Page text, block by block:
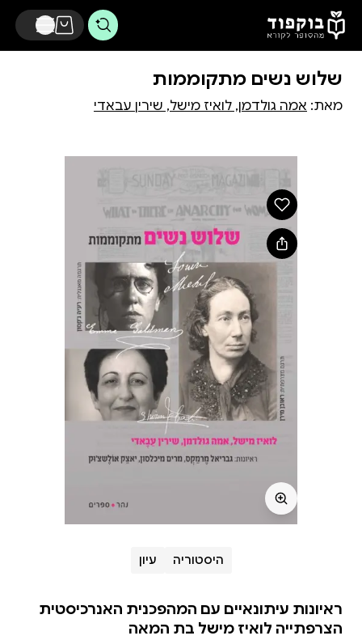
דלג לתוכן הראשי
שלוש נשים מתקוממות
מאת: אמה גולדמן, לואיז מישל, שירין עבאדי
היסטוריה עיון
ראיונות עיתונאיים עם המהפכנית האנרכיסטית
הצרפתייה לואיז מישל בת המאה